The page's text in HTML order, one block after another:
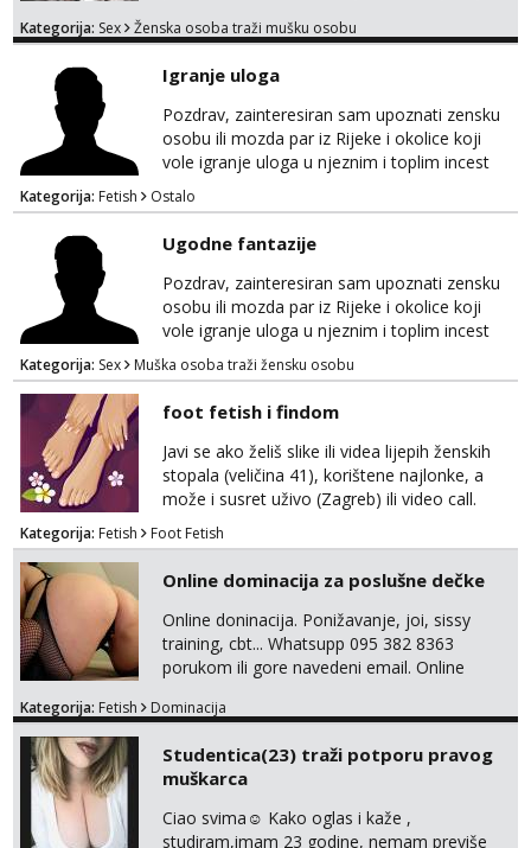
na sexdater link i javi mi se tamo....
Kategorija: Sex Ženska osoba traži mušku osobu
Igranje uloga
Pozdrav, zainteresiran sam upoznati zensku
osobu ili mozda par iz Rijeke i okolice koji
vole igranje uloga u njeznim i toplim incest
pricama, izgled nebitan, bitno je da znas sto
zelis i da se volis zabavljati. Javitese na mail,
viber, wapp ili zovite. Samo ozbiljni, hvala
Kategorija: Fetish Ostalo
Ugodne fantazije
Pozdrav, zainteresiran sam upoznati zensku
osobu ili mozda par iz Rijeke i okolice koji
vole igranje uloga u njeznim i toplim incest
pricama, izgled nebitan, bitno je da znas sto
zelis i da se volis zabavljati. Javitese na mail,
viber, wapp ili zovite. Samo ozbiljni, hvala
Kategorija: Sex Muška osoba traži žensku osobu
foot fetish i findom
Javi se ako želiš slike ili videa lijepih ženskih
stopala (veličina 41), korištene najlonke, a
može i susret uživo (Zagreb) ili video call.
Mlada sam, lijepa i obrazovana te spremna za
dogovore i ispunjavanje želja. Molim samo
ozbiljni, spremni na dugoročnu suradnju i koji
mogu adekvatno platiti ono što nudim. :)
Također me zanima i findom Javite se sa
svojim željama i ponudama.
Kategorija: Fetish Foot Fetish
Online dominacija za poslušne dečke
Online doninacija. Ponižavanje, joi, sissy
training, cbt... Whatsupp 095 382 8363
porukom ili gore navedeni email. Online
uživo nakon mjesečnog druženja . Čekam te
znali reći da im netko šalje moje fotke/videa
ili ima slične oglase s mojim slikama. Moj
oglas za dominaciju je isključvo ov...
Kategorija: Fetish Dominacija
Studentica(23) traži potporu pravog
muškarca
Ciao svima☺️ Kako oglas i kaže ,
studiram,imam 23 godine, nemam previše